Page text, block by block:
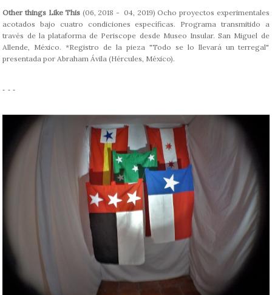
Other things Like This (06, 2018 - 04, 2019) Ocho proyectos experimentales
acotados bajo cuatro condiciones específicas. Programa transmitido a
través de la plataforma de Periscope desde Museo Insular. San Miguel de
Allende, México. *Registro de la pieza "Todo se lo llevará un terregal"
presentada por Abraham Ávila (Hércules, México).
- - -